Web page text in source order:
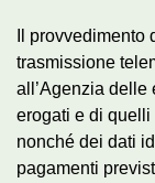
Il
trasmissione
all’Agenzia delle
erogati e di quelli
nonché dei dati
pagamenti